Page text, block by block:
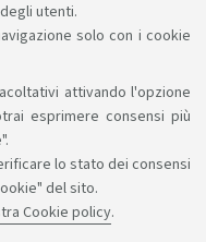
utenti.
solo con i cookie
attivando l'opzione
esprimere consensi più
lo stato dei consensi
del sito.
Cookie policy.
conoscenza